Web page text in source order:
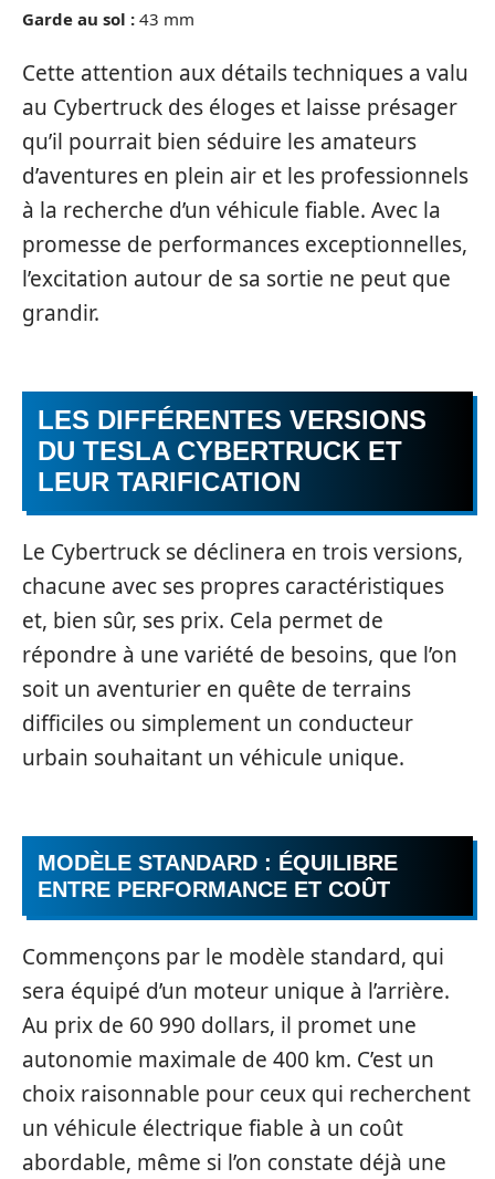
Garde au sol : 43 mm
Cette attention aux détails techniques a valu
au Cybertruck des éloges et laisse présager
qu’il pourrait bien séduire les amateurs
d’aventures en plein air et les professionnels
à la recherche d’un véhicule fiable. Avec la
promesse de performances exceptionnelles,
l’excitation autour de sa sortie ne peut que
grandir.
LES DIFFÉRENTES VERSIONS
DU TESLA CYBERTRUCK ET
LEUR TARIFICATION
Le Cybertruck se déclinera en trois versions,
chacune avec ses propres caractéristiques
et, bien sûr, ses prix. Cela permet de
répondre à une variété de besoins, que l’on
soit un aventurier en quête de terrains
difficiles ou simplement un conducteur
urbain souhaitant un véhicule unique.
MODÈLE STANDARD : ÉQUILIBRE
ENTRE PERFORMANCE ET COÛT
Commençons par le modèle standard, qui
sera équipé d’un moteur unique à l’arrière.
Au prix de 60 990 dollars, il promet une
autonomie maximale de 400 km. C’est un
choix raisonnable pour ceux qui recherchent
un véhicule électrique fiable à un coût
abordable, même si l’on constate déjà une